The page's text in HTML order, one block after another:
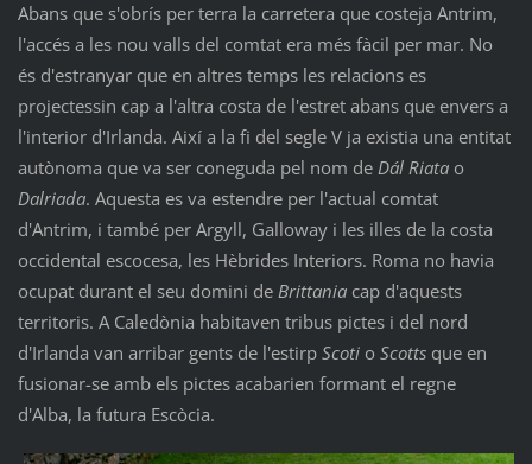
Abans que s'obrís per terra la carretera que costeja Antrim,
l'accés a les nou valls del comtat era més fàcil per mar. No
és d'estranyar que en altres temps les relacions es
projectessin cap a l'altra costa de l'estret abans que envers a
l'interior d'Irlanda. Així a la fi del segle V ja existia una entitat
autònoma que va ser coneguda pel nom de Dál Riatao
Dalriada. Aquesta es va estendre per l'actual comtat
d'Antrim, i també per Argyll, Galloway i les illes de la costa
occidental escocesa, les Hèbrides Interiors. Roma no havia
ocupat durant el seu domini de Brittaniacap d'aquests
territoris. A Caledònia habitaven tribus pictes i del nord
d'Irlanda van arribar gents de l'estirp Scotio Scottsque en
fusionar-se amb els pictes acabarien formant el regne
d'Alba, la futura Escòcia.